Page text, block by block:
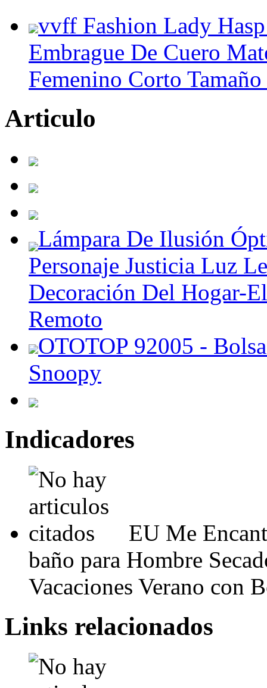
vvff Fashion Lady
Embrague De Cuero
Femenino Corto
Articulo
Lámpara De Ilusión
Personaje Justicia Luz
Decoración Del Hogar-
Remoto
OTOTOP 92005 -
Snoopy
Indicadores
EU Me
baño para Hombre
Vacaciones Verano con
Links relacionados